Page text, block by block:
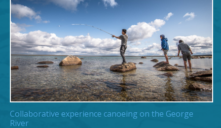
Collaborative experience canoeing on the George
River